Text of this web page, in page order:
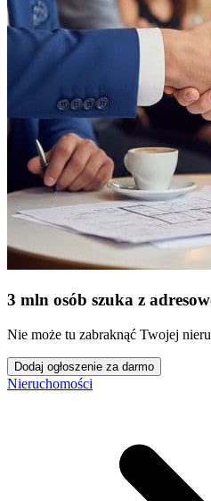
3 mln osób szuka z
Nie może tu zabraknąć Twojej
Dodaj ogłoszenie za darmo
Nieruchomości